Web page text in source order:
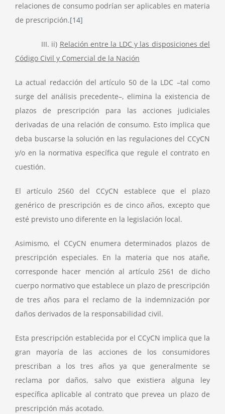
relaciones de consumo podrían ser aplicables en materia
de prescripción.[14]
III. ii) Relación entre la LDC y las disposiciones del
Código Civil y Comercial de la Nación
La actual redacción del artículo 50 de la LDC –tal como
surge del análisis precedente–, elimina la existencia de
plazos de prescripción para las acciones judiciales
derivadas de una relación de consumo. Esto implica que
deba buscarse la solución en las regulaciones del CCyCN
y/o en la normativa específica que regule el contrato en
cuestión.
El artículo 2560 del CCyCN establece que el plazo
genérico de prescripción es de cinco años, excepto que
esté previsto uno diferente en la legislación local.
Asimismo, el CCyCN enumera determinados plazos de
prescripción especiales. En la materia que nos atañe,
corresponde hacer mención al artículo 2561 de dicho
cuerpo normativo que establece un plazo de prescripción
de tres años para el reclamo de la indemnización por
daños derivados de la responsabilidad civil.
Esta prescripción establecida por el CCyCN implica que la
gran mayoría de las acciones de los consumidores
prescriban a los tres años ya que generalmente se
reclama por daños, salvo que existiera alguna ley
específica aplicable al contrato que prevea un plazo de
prescripción más acotado.